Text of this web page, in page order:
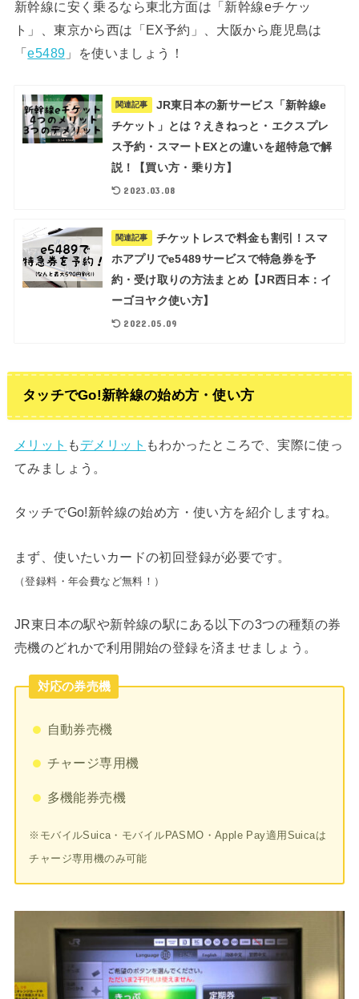
新幹線に安く乗るなら東北方面は「新幹線eチケッ
ト」、東京から西は「EX予約」、大阪から鹿児島は
「e5489 」を使いましょう！
関連記事
JR東日本の新サービス「新幹線e
チケット」とは？えきねっと・エクスプレ
ス予約・スマートEXとの違いを超特急で解
説！【買い方・乗り方】
2023.03.08
関連記事
チケットレスで料金も割引！スマ
ホアプリでe5489サービスで特急券を予
約・受け取りの方法まとめ【JR西日本：イ
ーゴヨヤク使い方】
2022.05.09
タッチでGo!新幹線の始め方・使い方
メリット もデメリット もわかったところで、実際に使っ
てみましょう。
タッチでGo!新幹線の始め方・使い方を紹介しますね。
まず、使いたいカードの初回登録が必要です。
（登録料・年会費など無料！）
JR東日本の駅や新幹線の駅にある以下の3つの種類の券
売機のどれかで利用開始の登録を済ませましょう。
対応の券売機
自動券売機
チャージ専用機
多機能券売機
※モバイルSuica・モバイルPASMO・Apple Pay適用Suicaは
チャージ専用機のみ可能